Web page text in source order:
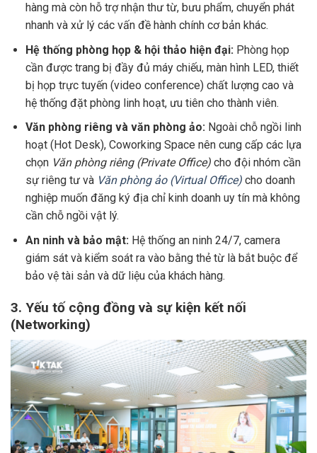
hàng mà còn hỗ trợ nhận thư từ, bưu phẩm, chuyển phát
nhanh và xử lý các vấn đề hành chính cơ bản khác.
Hệ thống phòng họp & hội thảo hiện đại:Phòng họp
cần được trang bị đầy đủ máy chiếu, màn hình LED, thiết
bị họp trực tuyến (video conference) chất lượng cao và
hệ thống đặt phòng linh hoạt, ưu tiên cho thành viên.
Văn phòng riêng và văn phòng ảo:Ngoài chỗ ngồi linh
hoạt (Hot Desk), Coworking Space nên cung cấp các lựa
chọn Văn phòng riêng (Private Office)cho đội nhóm cần
sự riêng tư và Văn phòng ảo (Virtual Office)cho doanh
nghiệp muốn đăng ký địa chỉ kinh doanh uy tín mà không
cần chỗ ngồi vật lý.
An ninh và bảo mật:Hệ thống an ninh 24/7, camera
giám sát và kiểm soát ra vào bằng thẻ từ là bắt buộc để
bảo vệ tài sản và dữ liệu của khách hàng.
3. Yếu tố cộng đồng và sự kiện kết nối
(Networking)